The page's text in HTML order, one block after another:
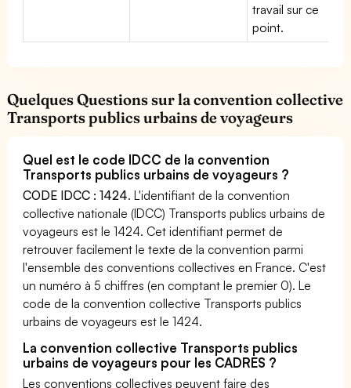
travail sur ce
point.
Quelques Questions sur la convention collective
Transports publics urbains de voyageurs
Quel est le code IDCC de la convention
Transports publics urbains de voyageurs ?
CODE IDCC : 1424. L'identifiant de la convention
collective nationale (IDCC) Transports publics urbains de
voyageurs est le 1424. Cet identifiant permet de
retrouver facilement le texte de la convention parmi
l'ensemble des conventions collectives en France. C'est
un numéro à 5 chiffres (en comptant le premier 0). Le
code de la convention collective Transports publics
urbains de voyageurs est le 1424.
La convention collective Transports publics
urbains de voyageurs pour les CADRES ?
Les conventions collectives peuvent faire des